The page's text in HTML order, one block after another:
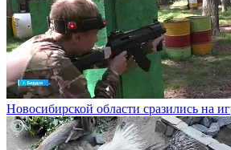
Новосибирской области сразились на